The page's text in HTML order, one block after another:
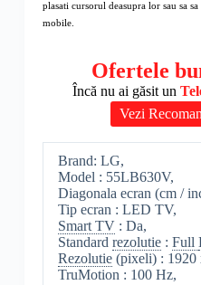
plasati cursorul deasupra lor sau sa
mobile.
Ofertele
Încă nu ai găsit un
Vezi
Brand: LG,
Model : 55LB630V,
Diagonala ecran (cm /
Tip ecran : LED TV,
Smart TV: Da,
Standard rezolutie: Full
Rezolutie(pixeli) : 1920
TruMotion : 100 Hz,